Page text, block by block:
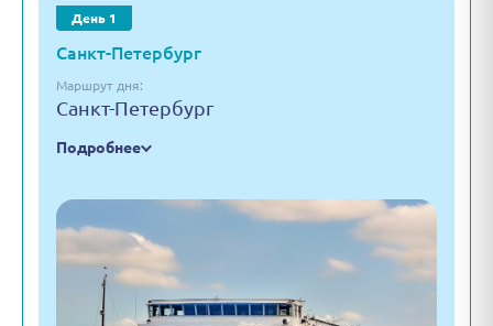
День 1
Санкт-Петербург
Маршрут дня:
Санкт-Петербург
Подробнее